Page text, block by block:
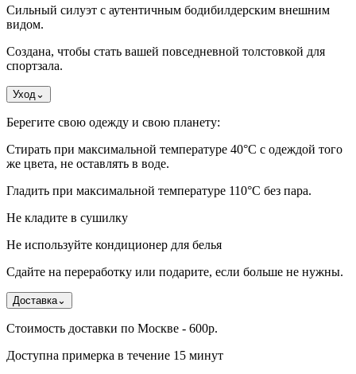
Сильный силуэт с аутентичным бодибилдерским внешним
видом.
Создана, чтобы стать вашей повседневной толстовкой для
спортзала.
Уход ⌄
Берегите свою одежду и свою планету:
Стирать при максимальной температуре 40°C с одеждой того
же цвета, не оставлять в воде.
Гладить при максимальной температуре 110°С без пара.
Не кладите в сушилку
Не используйте кондиционер для белья
Сдайте на переработку или подарите, если больше не нужны.
Доставка⌄
Стоимость доставки по Москве - 600р.
Доступна примерка в течение 15 минут